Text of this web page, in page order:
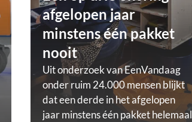
afgelopen jaar
minstens één pakket
nooit
Uit onderzoek van EenVandaag
onder ruim 24.000 mensen blijkt
dat een derde in het afgelopen
jaar minstens één pakket helemaal